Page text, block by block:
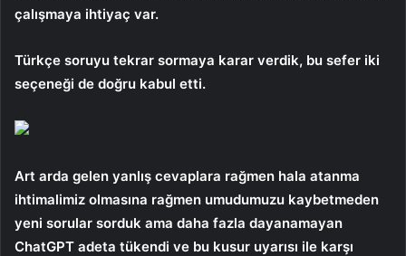
çalışmaya ihtiyaç var.
Türkçe soruyu tekrar sormaya karar verdik, bu sefer iki
seçeneği de doğru kabul etti.
Art arda gelen yanlış cevaplara rağmen hala atanma
ihtimalimiz olmasına rağmen umudumuzu kaybetmeden
yeni sorular sorduk ama daha fazla dayanamayan
ChatGPT adeta tükendi ve bu kusur uyarısı ile karşı